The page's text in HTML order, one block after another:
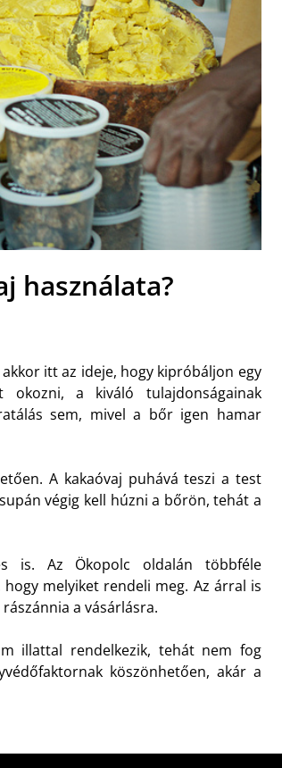
használata?
itt az ideje, hogy kipróbáljon egy
okozni, a kiváló tulajdonságainak
sem, mivel a bőr igen hamar
A kakaóvaj puhává teszi a test
végig kell húzni a bőrön, tehát a
is. Az Ökopolc oldalán többféle
melyiket rendeli meg. Az árral is
a vásárlásra.
illattal rendelkezik, tehát nem fog
köszönhetően, akár a